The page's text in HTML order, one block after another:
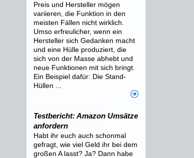
Preis und Hersteller mögen
variieren, die Funktion in den
meisten Fällen nicht wirklich.
Umso erfreulicher, wenn ein
Hersteller sich Gedanken macht
und eine Hülle produziert, die
sich von der Masse abhebt und
neue Funktionen mit sich bringt.
Ein Beispiel dafür: Die Stand-
Hüllen ...
Testbericht: Amazon Umsätze
anfordern
Habt ihr euch auch schonmal
gefragt, wie viel Geld ihr bei dem
großen A lasst? Ja? Dann habe